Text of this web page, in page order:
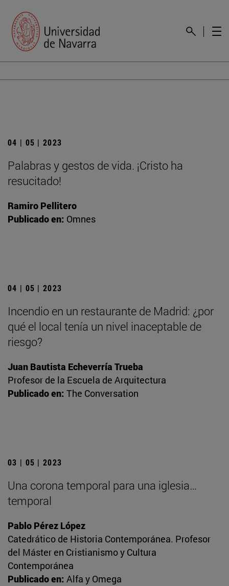
04 | 05 | 2023
Palabras y gestos de vida. ¡Cristo ha
resucitado!
Ramiro Pellitero
Publicado en: Omnes
04 | 05 | 2023
Incendio en un restaurante de Madrid: ¿por
qué el local tenía un nivel inaceptable de
riesgo?
Juan Bautista Echeverría Trueba
Profesor de la Escuela de Arquitectura
Publicado en: The Conversation
03 | 05 | 2023
Una corona temporal para una iglesia…
temporal
Pablo Pérez López
Catedrático de Historia Contemporánea. Profesor
del Máster en Cristianismo y Cultura
Contemporánea
Publicado en: Alfa y Omega